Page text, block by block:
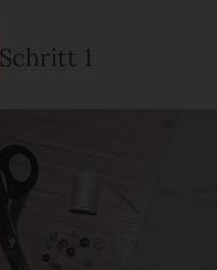
Schritt 1